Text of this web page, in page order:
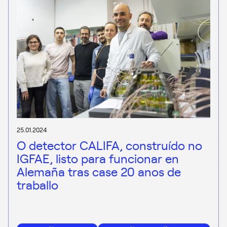
25.01.2024
O detector CALIFA, construído no
IGFAE, listo para funcionar en
Alemaña tras case 20 anos de
traballo